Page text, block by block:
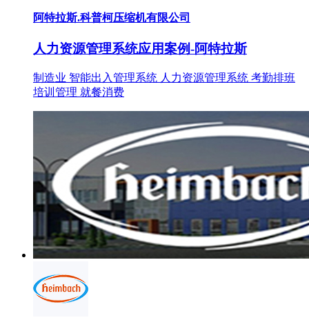
阿特拉斯.科普柯压缩机有限公司
人力资源管理系统应用案例-阿特拉斯
制造业 智能出入管理系统 人力资源管理系统 考勤排班
培训管理 就餐消费